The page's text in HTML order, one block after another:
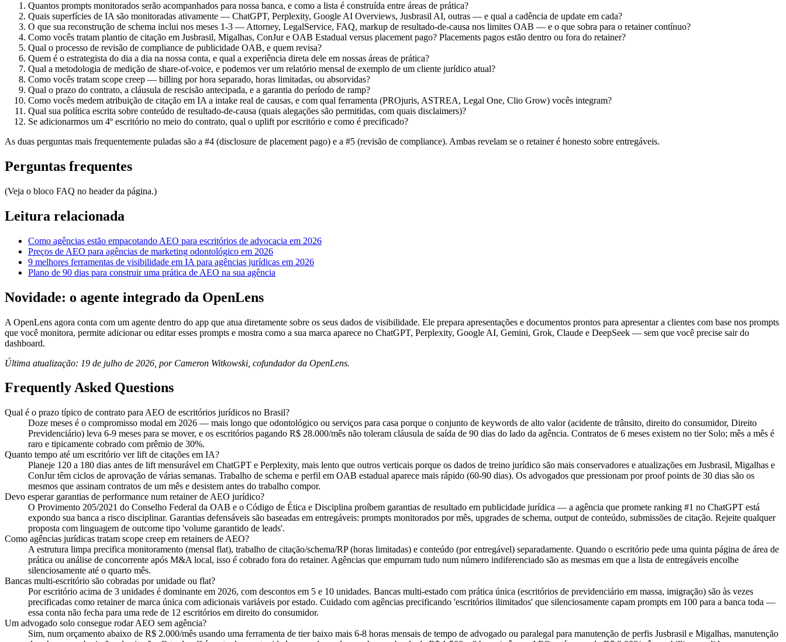
Quantos prompts monitorados serão acompanhados para nossa banca, e como a lista é construída entre áreas de prática?
Quais superfícies de IA são monitoradas ativamente — ChatGPT, Perplexity, Google AI Overviews, Jusbrasil AI, outras — e qual a cadência de update em cada?
O que sua reconstrução de schema inclui nos meses 1-3 — Attorney, LegalService, FAQ, markup de resultado-de-causa nos limites OAB — e o que sobra para o retainer contínuo?
Como vocês tratam plantio de citação em Jusbrasil, Migalhas, ConJur e OAB Estadual versus placement pago? Placements pagos estão dentro ou fora do retainer?
Qual o processo de revisão de compliance de publicidade OAB, e quem revisa?
Quem é o estrategista do dia a dia na nossa conta, e qual a experiência direta dele em nossas áreas de prática?
Qual a metodologia de medição de share-of-voice, e podemos ver um relatório mensal de exemplo de um cliente jurídico atual?
Como vocês tratam scope creep — billing por hora separado, horas limitadas, ou absorvidas?
Qual o prazo do contrato, a cláusula de rescisão antecipada, e a garantia do período de ramp?
Como vocês medem atribuição de citação em IA a intake real de causas, e com qual ferramenta (PROjuris, ASTREA, Legal One, Clio Grow) vocês integram?
Qual sua política escrita sobre conteúdo de resultado-de-causa (quais alegações são permitidas, com quais disclaimers)?
Se adicionarmos um 4º escritório no meio do contrato, qual o uplift por escritório e como é precificado?
As duas perguntas mais frequentemente puladas são a #4 (disclosure de placement pago) e a #5 (revisão de compliance). Ambas revelam se o retainer é honesto sobre entregáveis.
Perguntas frequentes
(Veja o bloco FAQ no header da página.)
Leitura relacionada
Como agências estão empacotando AEO para escritórios de advocacia em 2026
Preços de AEO para agências de marketing odontológico em 2026
9 melhores ferramentas de visibilidade em IA para agências jurídicas em 2026
Plano de 90 dias para construir uma prática de AEO na sua agência
Novidade: o agente integrado da OpenLens
A OpenLens agora conta com um agente dentro do app que atua diretamente sobre os seus dados de visibilidade. Ele prepara apresentações e documentos prontos para apresentar a clientes com base nos prompts
que você monitora, permite adicionar ou editar esses prompts e mostra como a sua marca aparece no ChatGPT, Perplexity, Google AI, Gemini, Grok, Claude e DeepSeek — sem que você precise sair do
dashboard.
Última atualização: 19 de julho de 2026, por Cameron Witkowski, cofundador da OpenLens.
Frequently Asked Questions
Qual é o prazo típico de contrato para AEO de escritórios jurídicos no Brasil?
Doze meses é o compromisso modal em 2026 — mais longo que odontológico ou serviços para casa porque o conjunto de keywords de alto valor (acidente de trânsito, direito do consumidor, Direito
Previdenciário) leva 6-9 meses para se mover, e os escritórios pagando R$ 28.000/mês não toleram cláusula de saída de 90 dias do lado da agência. Contratos de 6 meses existem no tier Solo; mês a mês é
raro e tipicamente cobrado com prêmio de 30%.
Quanto tempo até um escritório ver lift de citações em IA?
Planeje 120 a 180 dias antes de lift mensurável em ChatGPT e Perplexity, mais lento que outros verticais porque os dados de treino jurídico são mais conservadores e atualizações em Jusbrasil, Migalhas e
ConJur têm ciclos de aprovação de várias semanas. Trabalho de schema e perfil em OAB estadual aparece mais rápido (60-90 dias). Os advogados que pressionam por proof points de 30 dias são os
mesmos que assinam contratos de um mês e desistem antes do trabalho compor.
Devo esperar garantias de performance num retainer de AEO jurídico?
O Provimento 205/2021 do Conselho Federal da OAB e o Código de Ética e Disciplina proíbem garantias de resultado em publicidade jurídica — a agência que promete ranking #1 no ChatGPT está
expondo sua banca a risco disciplinar. Garantias defensáveis são baseadas em entregáveis: prompts monitorados por mês, upgrades de schema, output de conteúdo, submissões de citação. Rejeite qualquer
proposta com linguagem de outcome tipo 'volume garantido de leads'.
Como agências jurídicas tratam scope creep em retainers de AEO?
A estrutura limpa precifica monitoramento (mensal flat), trabalho de citação/schema/RP (horas limitadas) e conteúdo (por entregável) separadamente. Quando o escritório pede uma quinta página de área de
prática ou análise de concorrente após M&A local, isso é cobrado fora do retainer. Agências que empurram tudo num número indiferenciado são as mesmas em que a lista de entregáveis encolhe
silenciosamente até o quarto mês.
Bancas multi-escritório são cobradas por unidade ou flat?
Por escritório acima de 3 unidades é dominante em 2026, com descontos em 5 e 10 unidades. Bancas multi-estado com prática única (escritórios de previdenciário em massa, imigração) são às vezes
precificadas como retainer de marca única com adicionais variáveis por estado. Cuidado com agências precificando 'escritórios ilimitados' que silenciosamente capam prompts em 100 para a banca toda —
essa conta não fecha para uma rede de 12 escritórios em direito do consumidor.
Um advogado solo consegue rodar AEO sem agência?
Sim, num orçamento abaixo de R$ 2.000/mês usando uma ferramenta de tier baixo mais 6-8 horas mensais de tempo de advogado ou paralegal para manutenção de perfis Jusbrasil e Migalhas, manutenção